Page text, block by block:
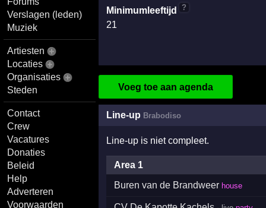
Verslagen (leden)
Muziek
Artiesten
Locaties
Organisaties
Steden
Contact
Crew
Vacatures
Donaties
Beleid
Help
Adverteren
Voorwaarden
Minimumleeftijd ?
21
Voeg toe aan agenda
Line-up Brabodiso
Line-up is niet compleet.
Area 1
Buren van de Brandweer house